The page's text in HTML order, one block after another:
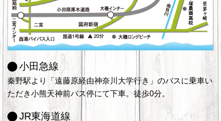
小田急線
秦野駅より「遠藤原経由神奈川大学行き」のバスに乗車い
ただき小熊天神前バス停にて下車。徒歩0分。
JR東海道線